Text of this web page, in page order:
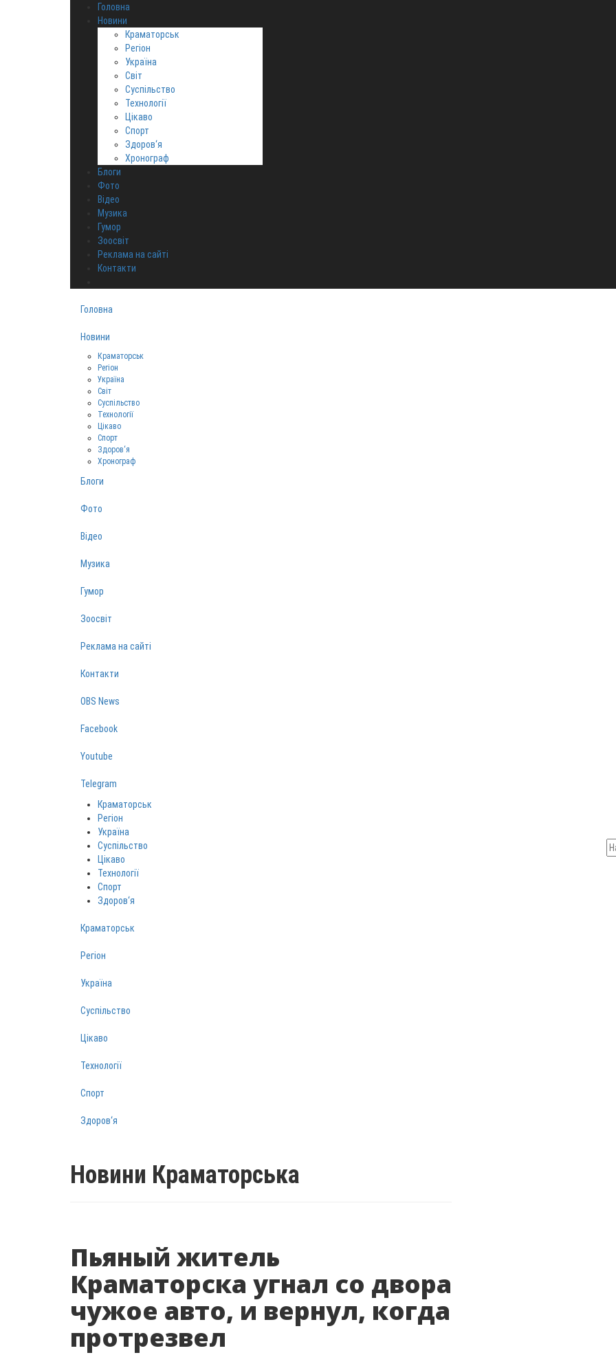
Головна
Новини
Краматорськ
Регіон
Україна
Світ
Суспільство
Технології
Цікаво
Спорт
Здоров‘я
Хронограф
Блоги
Фото
Відео
Музика
Гумор
Зоосвіт
Реклама на сайті
Контакти
Головна
Новини
Краматорськ
Регіон
Україна
Світ
Суспільство
Технології
Цікаво
Спорт
Здоров‘я
Хронограф
Блоги
Фото
Відео
Музика
Гумор
Зоосвіт
Реклама на сайті
Контакти
OBS News
Facebook
Youtube
Telegram
Краматорськ
Регіон
Україна
Суспільство
Цікаво
Технології
Спорт
Здоров‘я
Краматорськ
Регіон
Україна
Суспільство
Цікаво
Технології
Спорт
Здоров‘я
Новини Краматорська
Пьяный житель
Краматорска угнал со двора
чужое авто, и вернул, когда
протрезвел